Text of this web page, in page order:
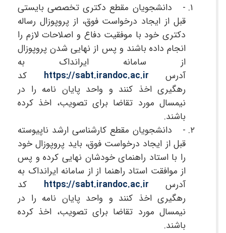
- دانشجویان مقطع دکتری تخصصی بایستی
قبل از ایجاد درخواست فوق، از پروپوزال رساله
دکتری خود با موفقیت دفاع و اصلاحات لازم را
انجام داده باشند و پس از نهایی شدن پروپوزال
از سامانه ایرانداک به
آدرس https://sabt.irandoc.ac.ir کد
رهگیری اخذ کنند و واحد پایان نامه را در
نیمسال مورد تقاضا برای تصویب، اخذ کرده
باشند.
- دانشجویان مقطع کارشناسی ارشد ناپیوسته
قبل از ایجاد درخواست فوق، باید پروپوزال خود
را با استاد راهنمای خودشان نهایی کرده و پس
از موافقت استاد راهنما از از سامانه ایرانداک به
آدرس https://sabt.irandoc.ac.ir کد
رهگیری اخذ کنند و واحد پایان نامه را در
نیمسال مورد تقاضا برای تصویب، اخذ کرده
باشند.